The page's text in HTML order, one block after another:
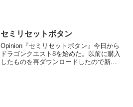
セミリセットボタン
Opinion『セミリセットボタン』今日から
ドラゴンクエスト8を始めた。以前に購入
したものを再ダウンロードしたので新た